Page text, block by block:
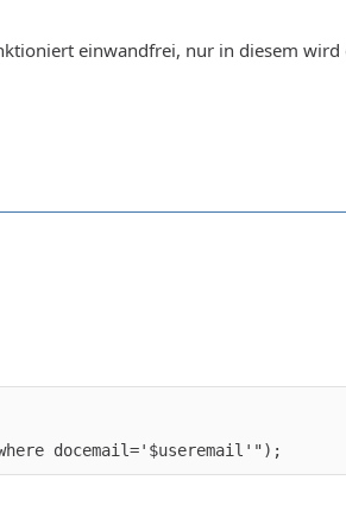
einwandfrei, nur in diesem wird
docemail='$useremail'");